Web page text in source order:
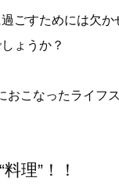
ごすためには欠
ょうか？
こなったライフ
理”！！